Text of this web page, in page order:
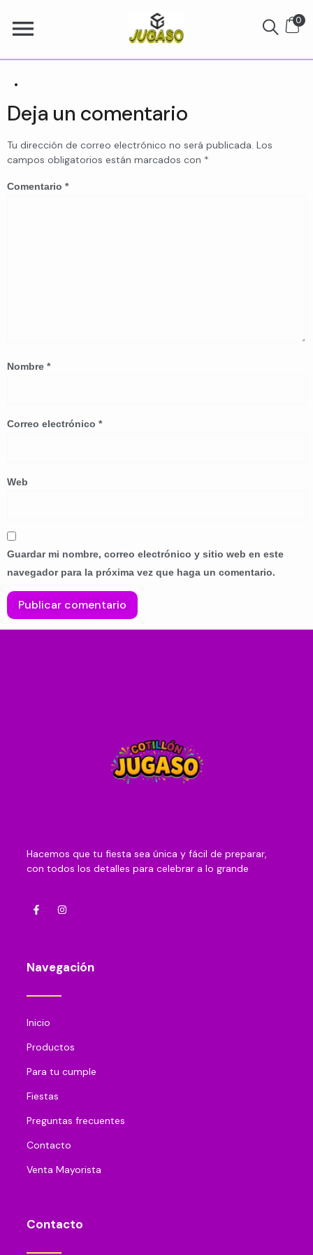
0
.
Deja un comentario
Tu dirección de correo electrónico no será publicada. Los
campos obligatorios están marcados con *
Comentario *
Nombre *
Correo electrónico *
Web
Guardar mi nombre, correo electrónico y sitio web en este
navegador para la próxima vez que haga un comentario.
Hacemos que tu fiesta sea única y fácil de preparar,
con todos los detalles para celebrar a lo grande
Navegación
Inicio
Productos
Para tu cumple
Fiestas
Preguntas frecuentes
Contacto
Venta Mayorista
Contacto